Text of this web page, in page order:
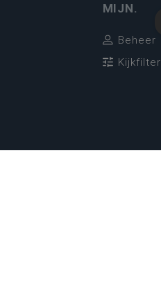
MIJN.
Beheer
Kijkfilter